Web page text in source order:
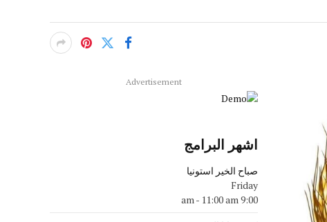
Advertisement
اشهر البرامج
صباح الخير استونيا
Friday
9:00 am
- 11:00 am